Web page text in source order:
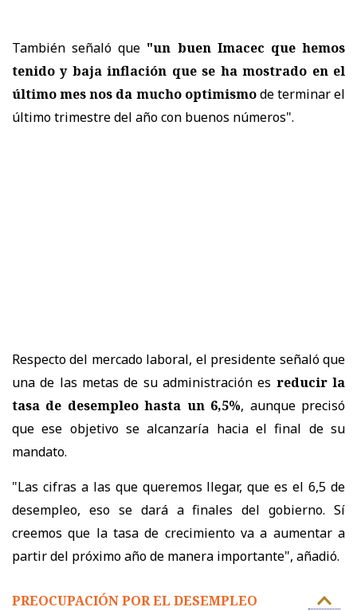
También señaló que "un buen Imacec que hemos
tenido y baja inflación que se ha mostrado en el
último mes nos da mucho optimismode terminar el
último trimestre del año con buenos números".
Respecto del mercado laboral, el presidente señaló que
una de las metas de su administración es reducir la
tasa de desempleo hasta un 6,5%, aunque precisó
que ese objetivo se alcanzaría hacia el final de su
mandato.
"Las cifras a las que queremos llegar, que es el 6,5 de
desempleo, eso se dará a finales del gobierno. Sí
creemos que la tasa de crecimiento va a aumentar a
partir del próximo año de manera importante", añadió.
PREOCUPACIÓN POR EL DESEMPLEO